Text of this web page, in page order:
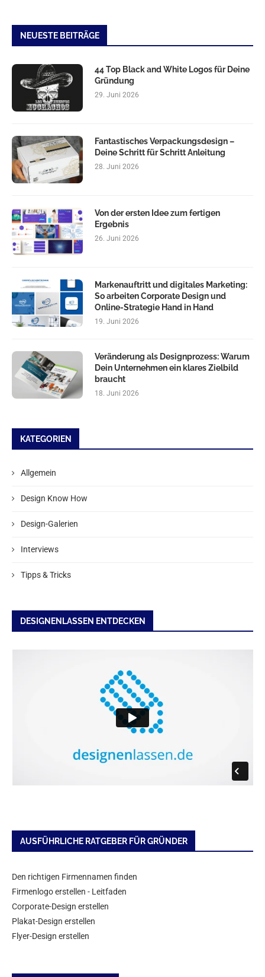
NEUESTE BEITRÄGE
44 Top Black and White Logos für Deine
Gründung
29. Juni 2026
Fantastisches Verpackungsdesign –
Deine Schritt für Schritt Anleitung
28. Juni 2026
Von der ersten Idee zum fertigen
Ergebnis
26. Juni 2026
Markenauftritt und digitales Marketing:
So arbeiten Corporate Design und
Online-Strategie Hand in Hand
19. Juni 2026
Veränderung als Designprozess: Warum
Dein Unternehmen ein klares Zielbild
braucht
18. Juni 2026
KATEGORIEN
Allgemein
Design Know How
Design-Galerien
Interviews
Tipps & Tricks
DESIGNENLASSEN ENTDECKEN
AUSFÜHRLICHE RATGEBER FÜR GRÜNDER
Den richtigen Firmennamen finden
Firmenlogo erstellen - Leitfaden
Corporate-Design erstellen
Plakat-Design erstellen
Flyer-Design erstellen